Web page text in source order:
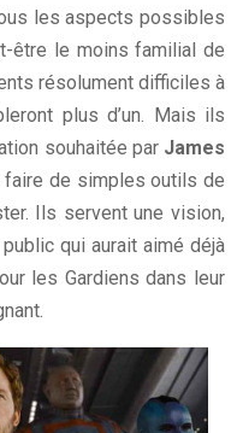
les aspects possibles
être le moins familial de
résolument difficiles à
plus d’un. Mais ils
souhaitée parJames
faire de simples outils de
Ils servent une vision,
qui aurait aimé déjà
les Gardiens dans leur